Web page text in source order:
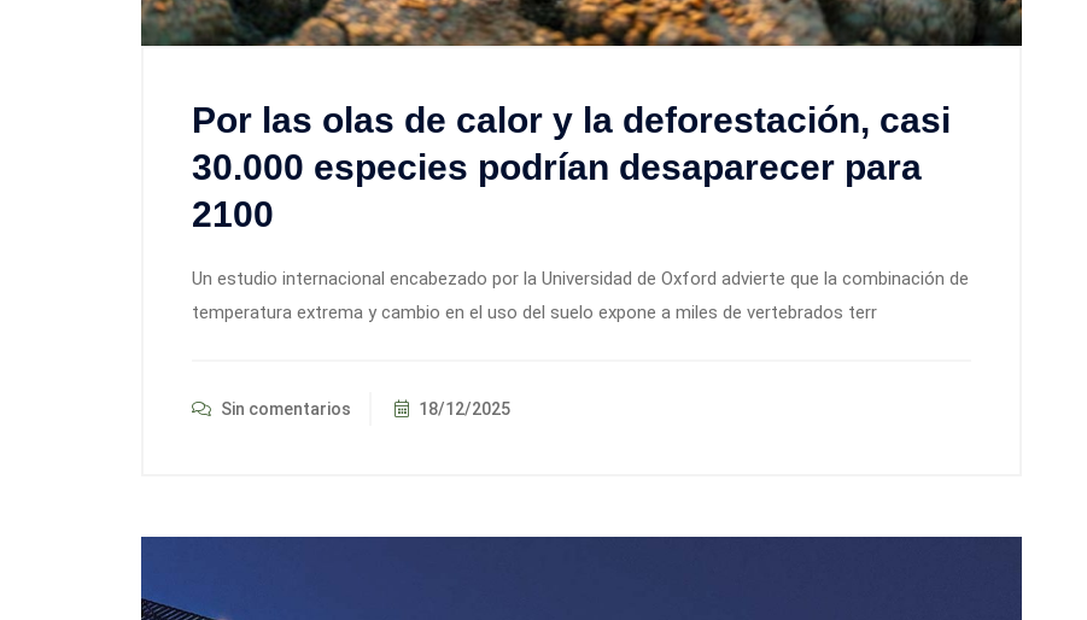
Por las olas de calor y la deforestación, casi
30.000 especies podrían desaparecer para
2100
Un estudio internacional encabezado por la Universidad de Oxford advierte que la combinación de
temperatura extrema y cambio en el uso del suelo expone a miles de vertebrados terr
Sin comentarios 18/12/2025